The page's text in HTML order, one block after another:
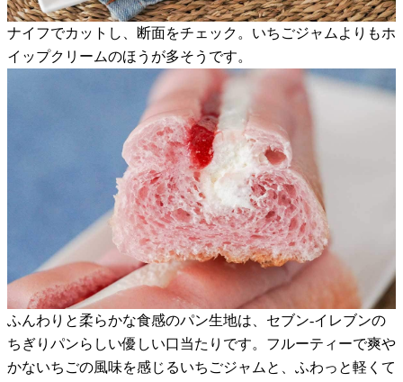
ナイフでカットし、断面をチェック。いちごジャムよりもホ
イップクリームのほうが多そうです。
ふんわりと柔らかな食感のパン生地は、セブン-イレブンの
ちぎりパンらしい優しい口当たりです。フルーティーで爽や
かないちごの風味を感じるいちごジャムと、ふわっと軽くて